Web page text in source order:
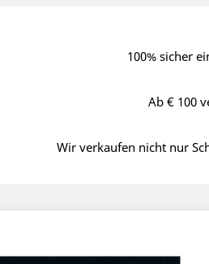
100% sicher
Ab € 100
Wir verkaufen nicht nur